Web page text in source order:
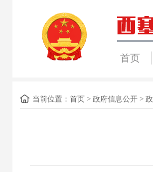
首页
当前位置： 首页> 政府信息公开>